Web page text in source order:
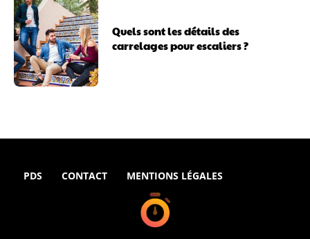
Quels sont les détails des
carrelages pour escaliers ?
PDS CONTACT MENTIONS LÉGALES